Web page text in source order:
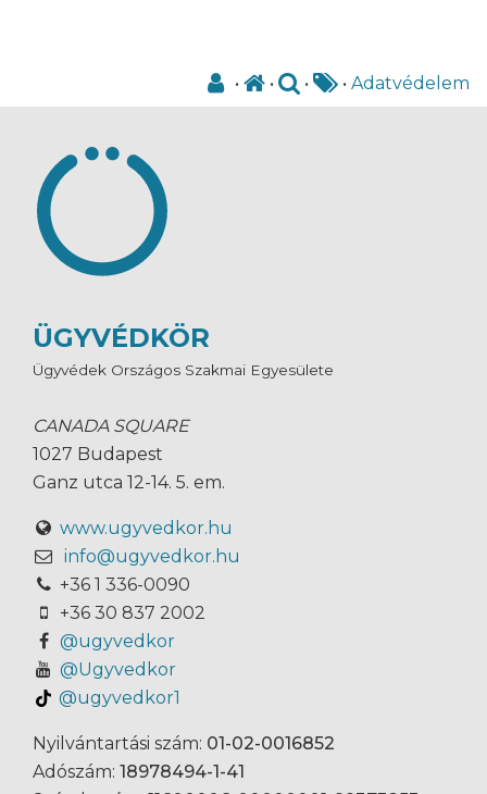
• • • • Adatvédelem
ÜGYVÉDKÖR
Ügyvédek Országos Szakmai Egyesülete
CANADA SQUARE
1027 Budapest
Ganz utca 12-14. 5. em.
www.ugyvedkor.hu
info@ugyvedkor.hu
+36 1 336-0090
+36 30 837 2002
@ugyvedkor
@Ugyvedkor
@ugyvedkor1
Nyilvántartási szám: 01-02-0016852
Adószám: 18978494-1-41